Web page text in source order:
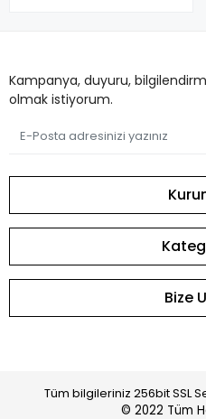
Kampanya, duyuru,
olmak istiyorum.
Bize
Tüm bilgileriniz 256bit SSL
© 2022 Tüm